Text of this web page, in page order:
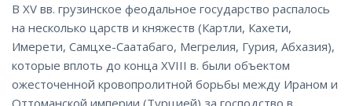
В XV вв. грузинское феодальное государство распалось
на несколько царств и княжеств (Картли, Кахети,
Имерети, Самцхе-Саатабаго, Мегрелия, Гурия, Абхазия),
которые вплоть до конца XVIII в. были объектом
ожесточенной кровопролитной борьбы между Ираном и
Оттоманской империи (Турцией) за господство в